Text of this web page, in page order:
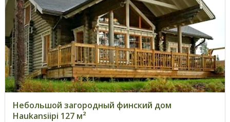
Небольшой загородный финский дом
Haukansiipi 127 м²